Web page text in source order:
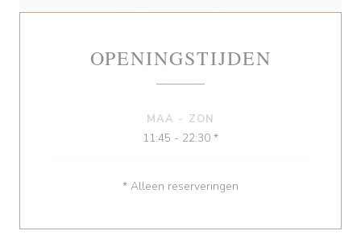
OPENINGSTIJDEN
MAA - ZON
11:45 - 22:30 *
* Alleen reserveringen